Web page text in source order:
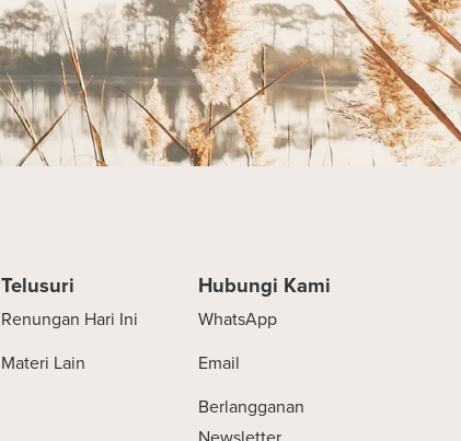
Telusuri
Renungan Hari Ini
Materi Lain
Hubungi Kami
WhatsApp
Email
Berlangganan